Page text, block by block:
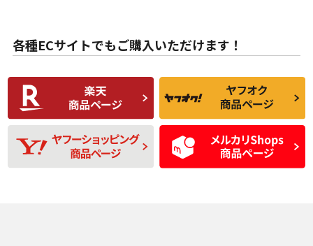
な中古品
んどない中古品
C
比較的きれいな中古
品
C
られるが、使用に問
題のない中古品
D
使用感や目立つ傷が
あり、一般的な中古
品
D
残り溝も少なく、偏
磨耗がみられ、短期
間使用できるくらい
の中古品
各種ECサイトでもご購入いただけます！